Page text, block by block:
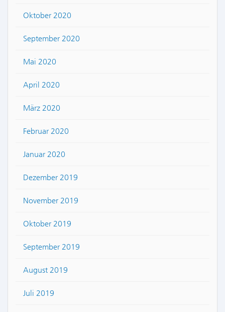
Oktober 2020
September 2020
Mai 2020
April 2020
März 2020
Februar 2020
Januar 2020
Dezember 2019
November 2019
Oktober 2019
September 2019
August 2019
Juli 2019